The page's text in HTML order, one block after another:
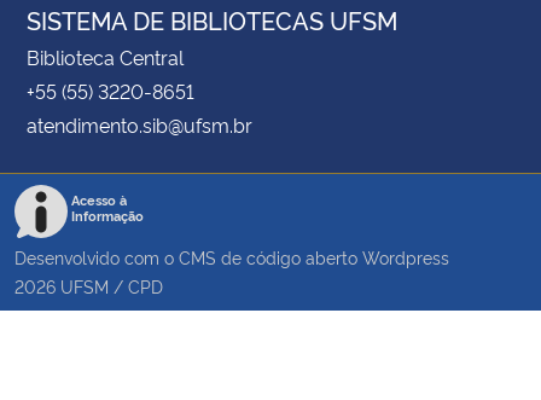
SISTEMA DE BIBLIOTECAS UFSM
Biblioteca Central
+55 (55) 3220-8651
atendimento.sib@ufsm.br
Acesso à
Informação
Desenvolvido com o CMS de código aberto Wordpress
2026 UFSM / CPD